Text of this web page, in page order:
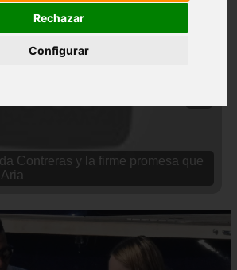
Rechazar
Configurar
Contreras y la firme promesa que